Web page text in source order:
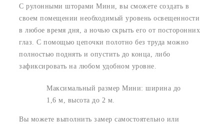
С рулонными шторами Мини, вы сможете создать в
своем помещении необходимый уровень освещенности
в любое время дня, а ночью скрыть его от посторонних
глаз. С помощью цепочки полотно без труда можно
полностью поднять и опустить до конца, либо
зафиксировать на любом удобном уровне.
Максимальный размер Мини: ширина до
1,6 м, высота до 2 м.
Вы можете выполнить замер самостоятельно или